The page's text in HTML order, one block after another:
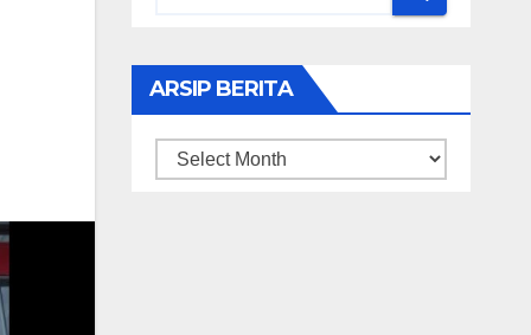
ARSIP BERITA
ARSIP